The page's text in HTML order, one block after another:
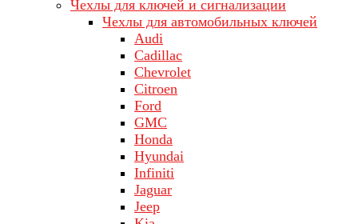
Чехлы для ключей и сигнализации
Чехлы для автомобильных ключей
Audi
Cadillac
Chevrolet
Citroen
Ford
GMC
Honda
Hyundai
Infiniti
Jaguar
Jeep